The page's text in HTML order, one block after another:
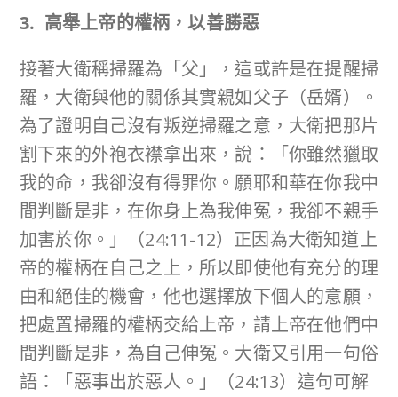
3. 高舉上帝的權柄，以善勝惡
接著大衛稱掃羅為「父」，這或許是在提醒掃
羅，大衛與他的關係其實親如父子（岳婿）。
為了證明自己沒有叛逆掃羅之意，大衛把那片
割下來的外袍衣襟拿出來，說：「你雖然獵取
我的命，我卻沒有得罪你。願耶和華在你我中
間判斷是非，在你身上為我伸冤，我卻不親手
加害於你。」（24:11-12）正因為大衛知道上
帝的權柄在自己之上，所以即使他有充分的理
由和絕佳的機會，他也選擇放下個人的意願，
把處置掃羅的權柄交給上帝，請上帝在他們中
間判斷是非，為自己伸冤。大衛又引用一句俗
語：「惡事出於惡人。」（24:13）這句可解